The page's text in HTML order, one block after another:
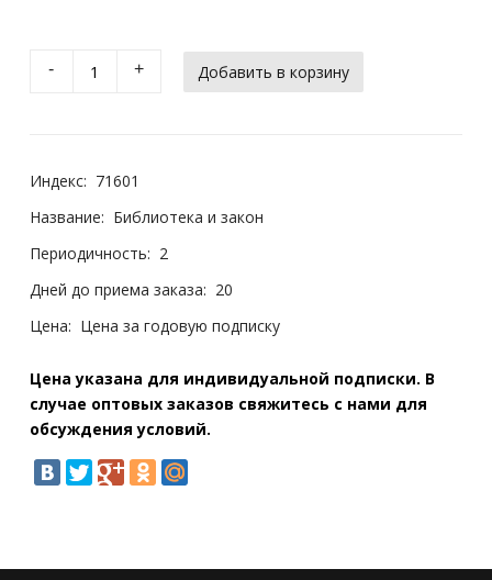
- +
Индекс: 71601
Название: Библиотека и закон
Периодичность: 2
Дней до приема заказа: 20
Цена: Цена за годовую подписку
Цена указана для индивидуальной подписки. В
случае оптовых заказов свяжитесь с нами для
обсуждения условий.